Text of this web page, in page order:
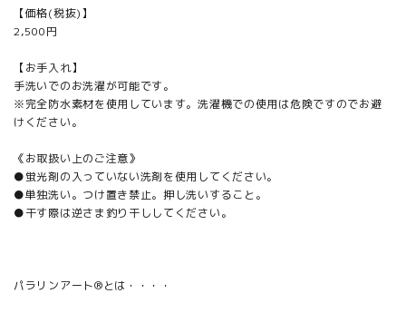
【価格(税抜)】
2,500円
【お手入れ】
手洗いでのお洗濯が可能です。
※完全防水素材を使用しています。洗濯機での使用は危険ですのでお避
けください。
《お取扱い上のご注意》
●蛍光剤の入っていない洗剤を使用してください。
●単独洗い。つけ置き禁止。押し洗いすること。
●干す際は逆さま釣り干ししてください。
パラリンアート®とは・・・・